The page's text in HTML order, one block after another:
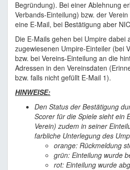
Begründung). Bei einer Ablehnung
Verbands-Einteilung) bzw. der
eine E-Mail, bei Bestätigung aber
Die E-Mails gehen bei Umpire dabei
zugewiesenen Umpire-Einteiler (bei
bzw. bei Vereins-Einteilung an die
Adressen in den Vereinsdaten
bzw. falls nicht gefüllt E-Mail 1).
HINWEISE:
Den Status der Bestätigung
Scorer für die Spiele sieht ein
Verein) zudem in seiner
farbliche Unterlegung des
orange: Rückmeldung
grün: Einteilung wurde
rot: Einteilung wurde